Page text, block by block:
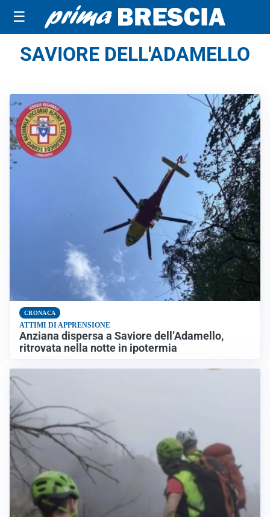
☰
SAVIORE DELL'ADAMELLO
CRONACA
ATTIMI DI APPRENSIONE
Anziana dispersa a Saviore dell’Adamello,
ritrovata nella notte in ipotermia